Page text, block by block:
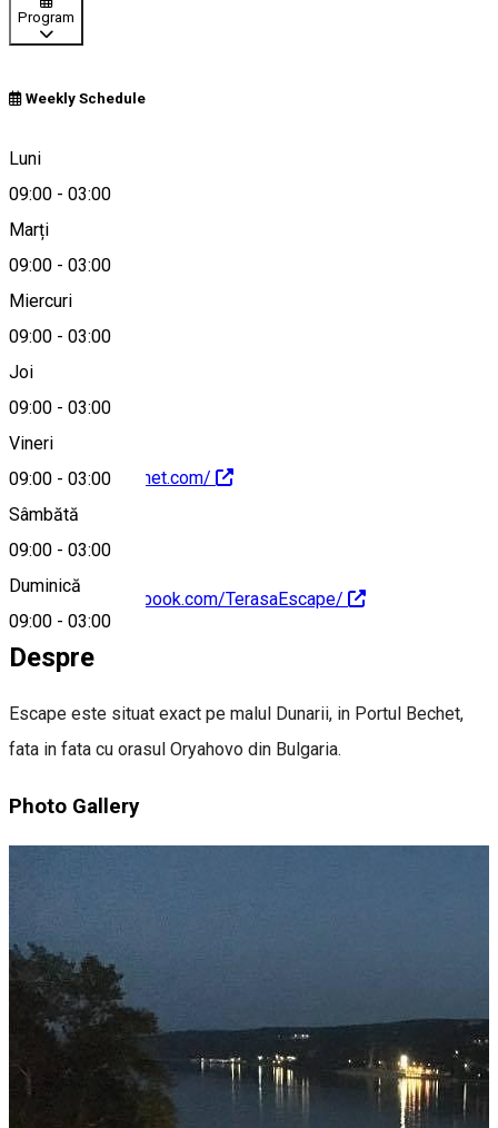
Program
Weekly Schedule
Luni
09:00 - 03:00
Marți
09:00 - 03:00
Miercuri
09:00 - 03:00
Joi
09:00 - 03:00
Vineri
09:00 - 03:00
Sâmbătă
09:00 - 03:00
Duminică
09:00 - 03:00
Bechet, Romania
Hartă
http://escapebechet.com/
https://www.facebook.com/TerasaEscape/
Despre
Escape este situat exact pe malul Dunarii, in Portul Bechet,
fata in fata cu orasul Oryahovo din Bulgaria.
Photo Gallery